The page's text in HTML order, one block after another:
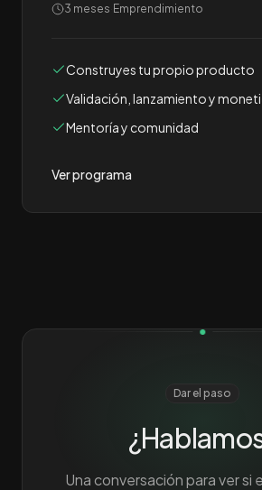
3 meses Emprendimiento
Construyes tu propio producto
Validación, lanzamiento y
Mentoría y comunidad
Ver programa
Dar el paso
Una conversación para ver si